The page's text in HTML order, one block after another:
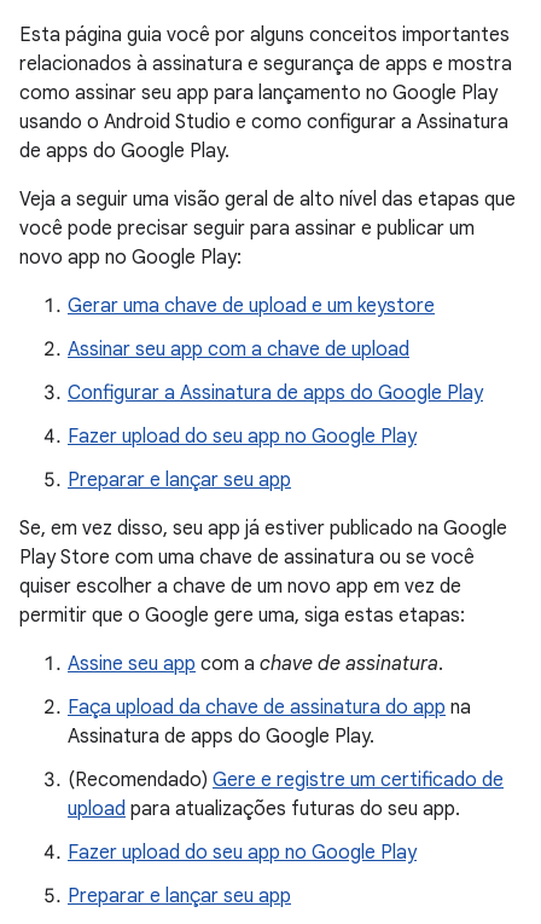
Esta página guia você por alguns conceitos importantes
relacionados à assinatura e segurança de apps e mostra
como assinar seu app para lançamento no Google Play
usando o Android Studio e como configurar a Assinatura
de apps do Google Play.
Veja a seguir uma visão geral de alto nível das etapas que
você pode precisar seguir para assinar e publicar um
novo app no Google Play:
Gerar uma chave de upload e um keystore
Assinar seu app com a chave de upload
Configurar a Assinatura de apps do Google Play
Fazer upload do seu app no Google Play
Preparar e lançar seu app
Se, em vez disso, seu app já estiver publicado na Google
Play Store com uma chave de assinatura ou se você
quiser escolher a chave de um novo app em vez de
permitir que o Google gere uma, siga estas etapas:
Assine seu app com a chave de assinatura.
Faça upload da chave de assinatura do app na
Assinatura de apps do Google Play.
(Recomendado) Gere e registre um certificado de
upload para atualizações futuras do seu app.
Fazer upload do seu app no Google Play
Preparar e lançar seu app